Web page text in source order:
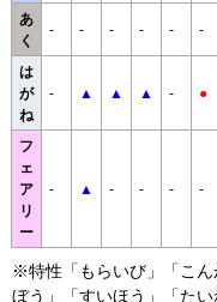
あ
く
- - - - - -
は
が
ね
- ▲ ▲ ▲ - ●
フ
ェ
ア
リ
ー
- ▲ - - - -
※特性「もらいび」「こん
ぼう」「すいほう」「た